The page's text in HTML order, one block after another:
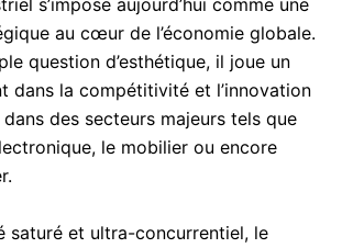
au cœur de l’économie globale.
question d’esthétique, il joue un
dans la compétitivité et l’innovation
des secteurs majeurs tels que
le mobilier ou encore
saturé et ultra-concurrentiel, le